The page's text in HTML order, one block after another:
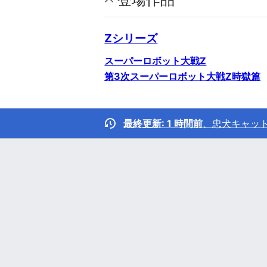
Zシリーズ
スーパーロボット大戦Z
第3次スーパーロボット大戦Z時獄篇
最終更新: 1 時間前、忠犬キャッ